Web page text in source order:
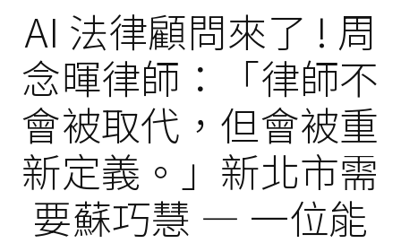
AI 法律顧問來了 ! 周
念暉律師：「律師不
會被取代，但會被重
新定義。」新北市需
要蘇巧慧 — 一位能